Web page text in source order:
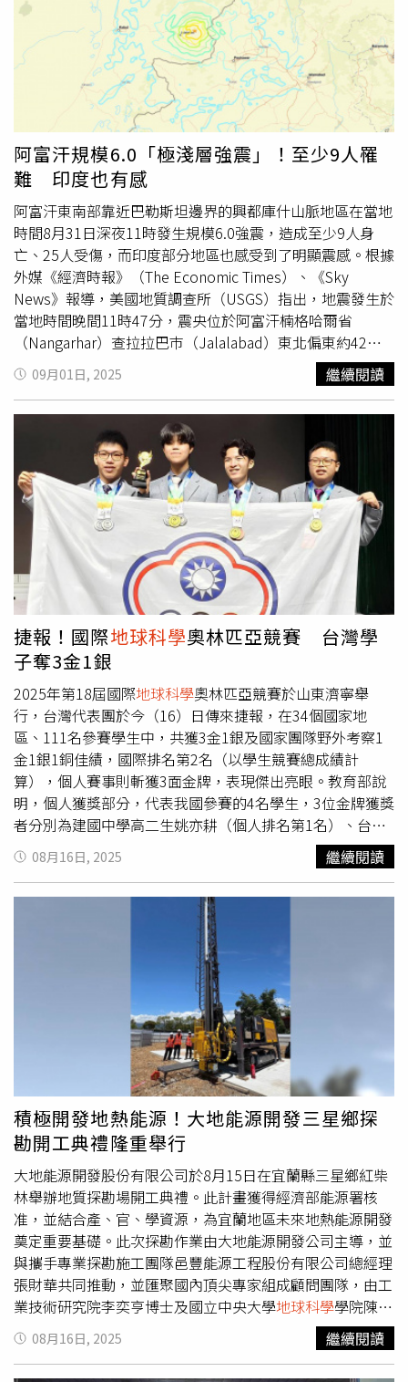
形成「東海」、「東南海」、「南海」與「日向灘」4個區
域連動的複合型地震，死亡人數最多恐超過29萬人。政府估
計南海海槽巨大地震在30年內發生的機率為6成至9成以上
（另1種計算方式為2成至5成），但鎌田表示，下次發生的
時間點其實已能相當程度地推定。鎌田分析，南海海槽巨大
地震發生時，會伴隨地盤瞬間抬升的『回彈隆起』現象。自
江戶時代以來，高知縣室津港持續測量隆起高度，研究顯
示，隆起高度越大，下1次地震發生前的間隔時間就越長，
「根據前前次（1854年）與前次（1946年）地震的隆起高
度進行推算，可以預測發生時期。也就是說，下次南海海槽
地震，極可能落在2035年前後5年的範圍內。」此外，在南
海海槽巨大地震發生前約40年，日本歷史上往往會出現內陸
直下型地震頻繁發生的情況。鎌田指出，近年來，從1995
年的阪神大地震、2016年的熊本地震，到2018年的大阪府
北部地震，接連不斷。因此，內陸型的首都直下地震風險，
也正一天天升高。首都圈面臨的威脅並不僅限於直下地震。
政府中央防災會議同時對南海海槽巨大地震引發的海嘯提出
警告，「關東各地以及伊豆諸島，都可能遭遇超過10公尺的
巨大海嘯，其規模足以在短短約15分鐘內，讓東京都內眾多
地下街完全淹沒。」另據《TVBS新聞網》的報導，前中央
氣象局地震測報中心主任郭鎧紋受訪時也警告，目前南海海
槽很危險，因為台灣周邊的菲律賓海板塊，在1900年至
1947年間，常發生規模7.9以上地震；然而，在1972年之
後，菲律賓海板塊就沒有規模7.9以上地震，所以必須留意
可能發生規模7.5到8的地震。
義導向的科學教育；另一項研究則追蹤空氣污染源，該官員
批評其「將矛頭指向汽車與油氣產業」，認為是浪費公帑。
氣候學家暨德州理工大學特聘教授海霍（Katharine
Hayhoe）則在社群媒體發文指出，「NCAR對於氣候科學而
言，是我們的母艦」。她強調，該中心支持颶風觀測、雷達
技術開發與氣象模型程式設計等關鍵科研工作，「解散
NCAR無異於摧毀我們理解地球系統的基石」。NCAR成立於
第二次世界大戰後，美國對氣象學、太陽觀測與大氣科學的
興趣激增，促成其誕生。該中心早期聚焦於大氣化學與物理
氣象，並在1980至1990年代因應聯邦政府對氣候變遷關注
升溫，預算規模翻倍成長。科羅拉多州州長波利斯（Jared
Polis）表示，NCAR是全球地球系統科學研究的領導機構，
不僅限於氣候科學領域，還提供關於火災、洪水等極端天氣
事件的關鍵數據，有助於保護民眾生命與財產。他警告，一
旦削減資金，將使美國在科研競爭中落後其他國家。白宮則
強調，川普總統正試圖將NCAR「恢復到原本的研究目
的」，但尚未說明該決策將影響多少名員工或相關大學合作
計畫。目前NCAR擁有約830名員工。值得注意的是，川普
政府近期也針對另一座位於科羅拉多的研究機構——前國家
再生能源實驗室（National Renewable Energy Lab）進行
調整，將其重命名為「洛磯山國家實驗室」（National
Laboratory of the Rockies），並淡化其對風能與太陽能的
研究重點。美國能源部助理部長羅伯森（Audrey
Robertson）則稱，政府正在停止對特定能源型態的偏袒，
「不再挑選偏好能源」。對此，科羅拉多州民主黨籍聯邦參
議員希肯盧柏（John Hickenlooper）與班奈特（Michael
Bennet）、眾議員內古塞（Joe Neguse）共同發表聲明，
批評白宮此舉「魯莽且具有報復性」，將對科羅拉多與全國
社區帶來嚴重影響。他們強調，NCAR的研究促使美國在天
災預警與地球系統理解方面取得重要進展。
阿富汗規模6.0「極淺層強震」！至少9人罹
難 印度也有感
阿富汗東南部靠近巴勒斯坦邊界的興都庫什山脈地區在當地
時間8月31日深夜11時發生規模6.0強震，造成至少9人身
亡、25人受傷，而印度部分地區也感受到了明顯震感。根據
外媒《經濟時報》（The Economic Times）、《Sky
News》報導，美國地質調查所（USGS）指出，地震發生於
當地時間晚間11時47分，震央位於阿富汗楠格哈爾省
（Nangarhar）查拉拉巴巿（Jalalabad）東北偏東約42公
里處，震源深度僅10公里，屬於極淺層地震。德國地球科學
研究中心（GFZ）則稱，震央位於楠格哈爾省查拉拉巴巿附
近，規模6.1，震源深度14公里。據悉，查拉拉巴巿距阿富
汗首都喀布爾（Kabul）約119公里。在地震發生約20分鐘
後，該地區再次發生地震，規模4.5，震源深度10公里。隨
後，隨後又出現規模5.2餘震。楠格哈爾省衛生部門發言人
達瓦伊什（Ajmal Darwaish）表示，該省至少 9 人喪生、25
人受傷。另外，這起地震讓印度部分地區也感受到了震感，
包括德里首都轄區在內均受影響，就有市民在社群平台分享
「剛才在德里感受到了震動，持續了幾秒鐘，但感覺相當明
顯」，更有網友上傳了吊扇在不斷搖晃的影片。對此，紅十
字會表示，阿富汗經常發生強烈地震，特別是位於印度板塊
與歐亞板塊交界附近的興都庫什山脈（Hindu Kush
Mountains），幾乎每年都有地震發生。
09月01日, 2025 繼續閱讀
捷報！國際地球科學奧林匹亞競賽 台灣學
子奪3金1銀
2025年第18屆國際地球科學奧林匹亞競賽於山東濟寧舉
行，台灣代表團於今（16）日傳來捷報，在34個國家地
區、111名參賽學生中，共獲3金1銀及國家團隊野外考察1
金1銀1銅佳績，國際排名第2名（以學生競賽總成績計
算），個人賽事則斬獲3面金牌，表現傑出亮眼。教育部說
明，個人獲獎部分，代表我國參賽的4名學生，3位金牌獲獎
者分別為建國中學高二生姚亦耕（個人排名第1名）、台南
一中高一生莊定祐（個人排名第4名）及台北市私立薇閣高
中高二生何海銘（個人排名第12名）；1位銀牌獲獎者為花
蓮高中高二生包程宥（個人排名第18名）。教育部表示，我
國代表隊由台灣師範大學教授葉孟宛等10多位教授、學者組
成輔導團隊負責培訓，歷經全國初選、選訓決賽營、國家代
表隊選拔營等階段，從全國90所學校共510名學生當中選出
4名學生代表我國參加比賽。本次代表團由葉孟宛擔任領
隊、中央大學教授林沛練擔任副領隊，並由成功大學教授陳
炳志、台灣大學教授曾于恒及台灣師範大學教授米泓生、林
佩瑩協助競賽試題翻譯及成績仲裁等工作，於8月8日至16
日參加競賽，大會於16日公布成績並舉行閉幕典禮。為獎勵
學生優異表現，教育部訂有「參加國際數理學科奧林匹亞競
賽及國際科學展覽成績優良學生升學優待辦法」，獲得本項
競賽金、銀、銅牌獎者，可保送大學各本學系或推薦入大學
各學系。另於競賽獲金牌、銀牌及銅牌獎者，分別可獲得教
育部頒發新台幣20萬元、10萬元及5萬元獎學金。國教署指
出，我國自2007年起參加國際地球科學奧林匹亞競賽。未
來仍將持續選、培訓優秀學生參加本項競賽，培育具潛力之
地球科學人才，並透過參與國際賽事促進跨國交流，推動青
年學子與世界接軌，以提升學生國際視野及國際競爭力。
08月16日, 2025 繼續閱讀
積極開發地熱能源！大地能源開發三星鄉探
勘開工典禮隆重舉行
大地能源開發股份有限公司於8月15日在宜蘭縣三星鄉紅柴
林舉辦地質探勘場開工典禮。此計畫獲得經濟部能源署核
准，並結合產、官、學資源，為宜蘭地區未來地熱能源開發
奠定重要基礎。此次探勘作業由大地能源開發公司主導，並
與攜手專業探勘施工團隊邑豐能源工程股份有限公司總經理
張財華共同推動，並匯聚國內頂尖專家組成顧問團隊，由工
業技術研究院李奕亨博士及國立中央大學地球科學學院陳建
志博士共同主持技術規劃與探勘監測計畫，確保探勘過程科
學嚴謹、環境友善。中央大學地科院、經濟部能源署及工研
08月16日, 2025 繼續閱讀